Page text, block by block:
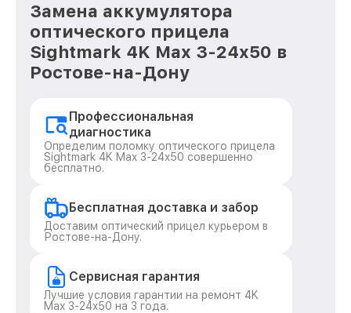
Замена аккумулятора
оптического прицела
Sightmark 4K Max 3-24x50 в
Ростове-на-Дону
Профессиональная
диагностика
Определим поломку оптического прицела
Sightmark 4K Max 3-24x50 совершенно
бесплатно.
Бесплатная доставка и забор
Доставим оптический прицел курьером в
Ростове-на-Дону.
Сервисная гарантия
Лучшие условия гарантии на ремонт 4K
Max 3-24x50 на 3 года.